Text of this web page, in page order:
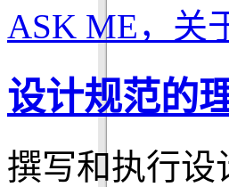
ASK ME，关
设计规范的
撰写和执行设